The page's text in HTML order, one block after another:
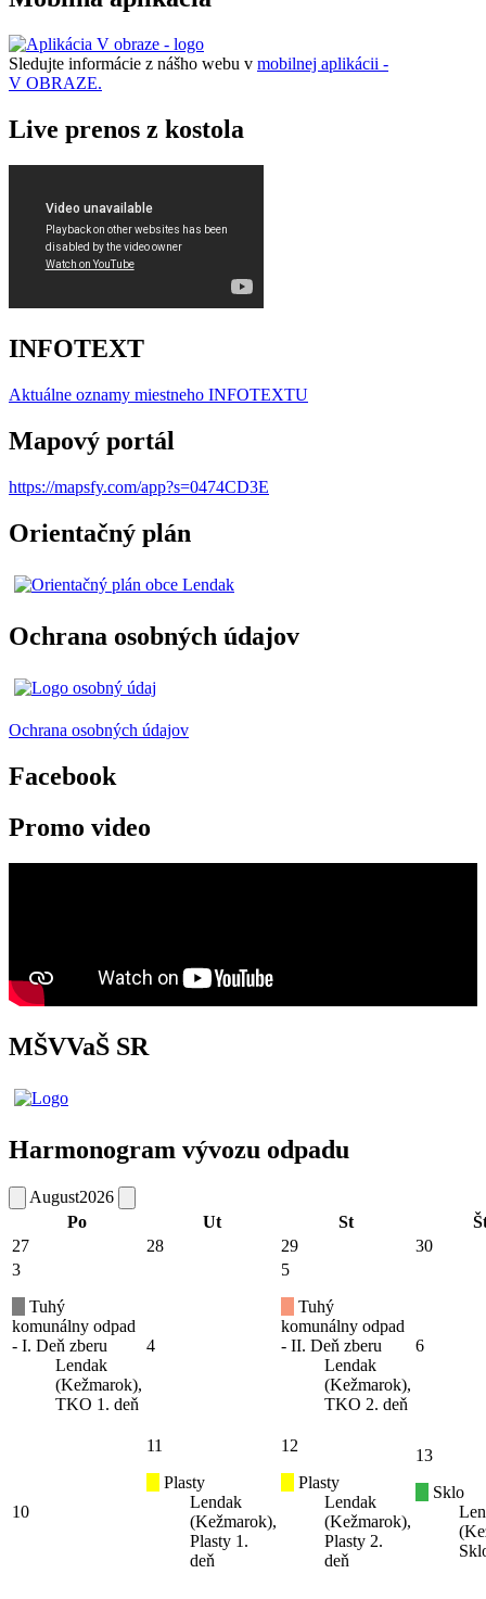
Sledujte informácie z nášho webu v mobilnej aplikácii -
V OBRAZE.
Live prenos z kostola
INFOTEXT
Aktuálne oznamy miestneho INFOTEXTU
Mapový portál
https://mapsfy.com/app?s=0474CD3E
Orientačný plán
Ochrana osobných údajov
Ochrana osobných údajov
Facebook
Promo video
MŠVVaŠ SR
Harmonogram vývozu odpadu
August2026
Po
Ut St
27
28 29
30
3
Tuhý
komunálny odpad
- I. Deň zberu
Lendak
(Kežmarok),
TKO 1. deň
4
5
Tuhý
komunálny odpad
- II. Deň zberu
Lendak
(Kežmarok),
TKO 2. deň
6
10
11
Plasty
Lendak
(Kežmarok),
Plasty 1.
deň
12
Plasty
Lendak
(Kežmarok),
Plasty 2.
deň
13
Sklo